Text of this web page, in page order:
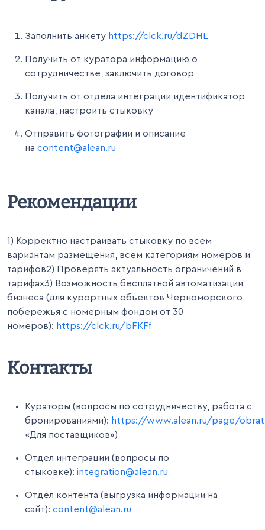
Заполнить анкету https://clck.ru/dZDHL
Получить от куратора информацию о
сотрудничестве, заключить договор
Получить от отдела интеграции идентификатор
канала, настроить стыковку
Отправить фотографии и описание
на content@alean.ru
Рекомендации
1) Корректно настраивать стыковку по всем
вариантам размещения, всем категориям номеров и
тарифов2) Проверять актуальность ограничений в
тарифах3) Возможность бесплатной автоматизации
бизнеса (для курортных объектов Черноморского
побережья с номерным фондом от 30
номеров): https://clck.ru/bFKFf
Контакты
Кураторы (вопросы по сотрудничеству, работа с
бронированиями): https://www.alean.ru/page/
«Для поставщиков»)
Отдел интеграции (вопросы по
стыковке): integration@alean.ru
Отдел контента (выгрузка информации на
сайт): content@alean.ru